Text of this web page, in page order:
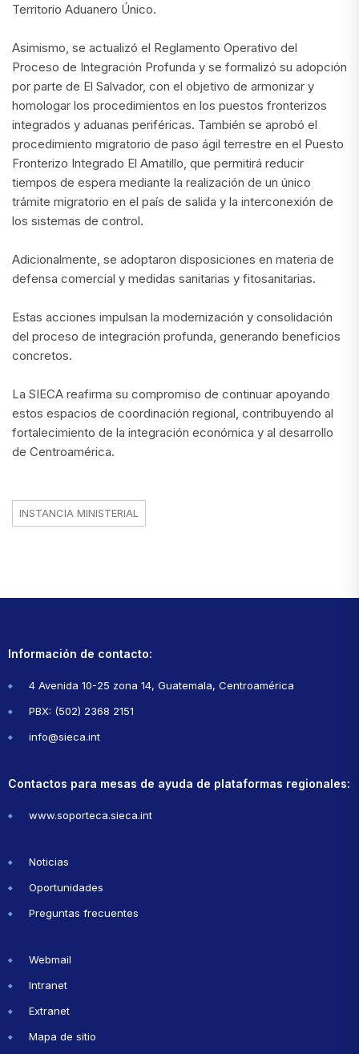
Territorio Aduanero Único.
Asimismo, se actualizó el Reglamento Operativo del
Proceso de Integración Profunda y se formalizó su adopción
por parte de El Salvador, con el objetivo de armonizar y
homologar los procedimientos en los puestos fronterizos
integrados y aduanas periféricas. También se aprobó el
procedimiento migratorio de paso ágil terrestre en el Puesto
Fronterizo Integrado El Amatillo, que permitirá reducir
tiempos de espera mediante la realización de un único
trámite migratorio en el país de salida y la interconexión de
los sistemas de control.
Adicionalmente, se adoptaron disposiciones en materia de
defensa comercial y medidas sanitarias y fitosanitarias.
Estas acciones impulsan la modernización y consolidación
del proceso de integración profunda, generando beneficios
concretos.
La SIECA reafirma su compromiso de continuar apoyando
estos espacios de coordinación regional, contribuyendo al
fortalecimiento de la integración económica y al desarrollo
de Centroamérica.
INSTANCIA MINISTERIAL
Información de contacto:
4 Avenida 10-25 zona 14, Guatemala, Centroamérica
PBX: (502) 2368 2151
info@sieca.int
Contactos para mesas de ayuda de plataformas regionales:
www.soporteca.sieca.int
Noticias
Oportunidades
Preguntas frecuentes
Webmail
Intranet
Extranet
Mapa de sitio